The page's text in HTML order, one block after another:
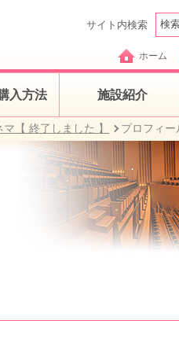
サイト内検索
ホーム
入方法 施設紹介
【 終了しました 】 プロフィー